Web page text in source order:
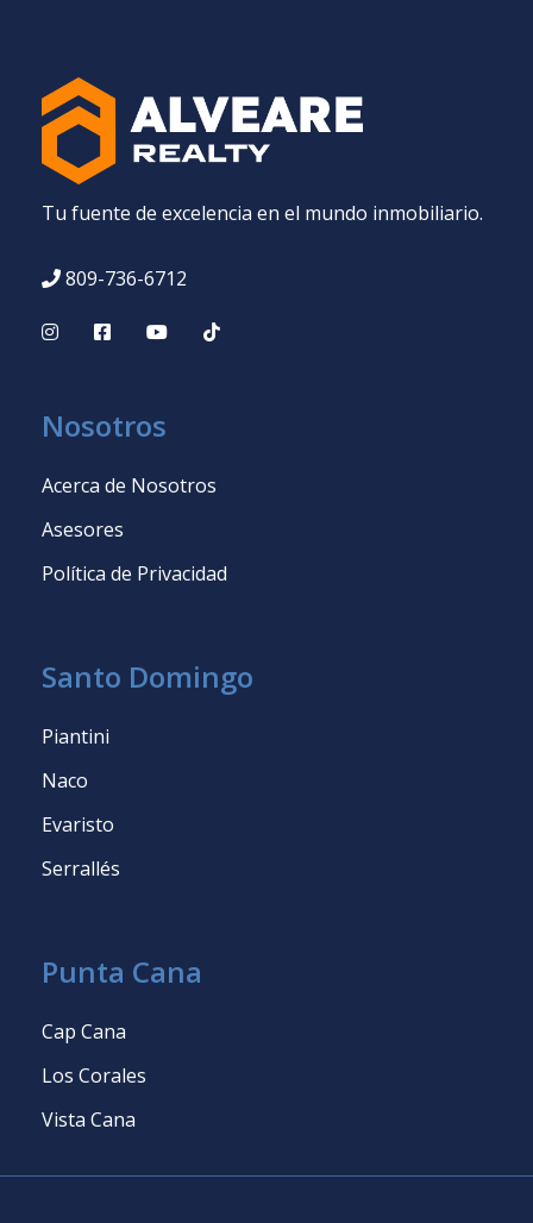
Tu fuente de excelencia en el mundo inmobiliario.
809-736-6712
Nosotros
Acerca de Nosotros
Asesores
Política de Privacidad
Santo Domingo
Piantini
Naco
Evaristo
Serrallés
Punta Cana
Cap Cana
Los Corales
Vista Cana